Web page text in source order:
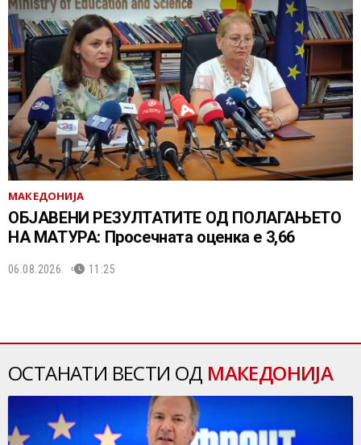
МАКЕДОНИЈА
ОБЈАВЕНИ РЕЗУЛТАТИТЕ ОД ПОЛАГАЊЕТО
НА МАТУРА: Просечната оценка е 3,66
06.08.2026. 11:25
ОСТАНАТИ ВЕСТИ ОД МАКЕДОНИЈА